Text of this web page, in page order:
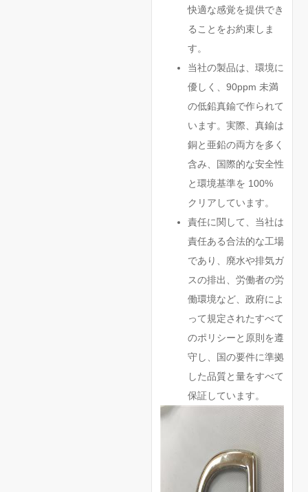
快適な感覚を提供でき
ることをお約束しま
す。
当社の製品は、環境に
優しく、90ppm 未満
の低鉛真鍮で作られて
います。実際、真鍮は
銅と亜鉛の両方を多く
含み、国際的な安全性
と環境基準を 100%
クリアしています。
責任に関して、当社は
責任ある合法的な工場
であり、廃水や排気ガ
スの排出、労働者の労
働環境など、政府によ
って規定されたすべて
のポリシーと原則を遵
守し、国の要件に準拠
した品質と量をすべて
保証しています。